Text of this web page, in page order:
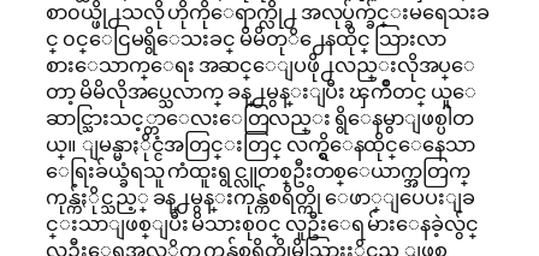
စာ၀ယ္ဖို႕သလို ဟိုကိုေရာက္လို႕ အလုပ္ခ်က္ခ်င္းမရေသးခ
င္ ၀င္ေငြမရွိေသးခင္ မိမိတုိ႕ေနထိုင္ သြားလာ
စားေသာက္ေရး အဆင္ေျပဖို႕လည္းလိုအပ္ေ
တာ့ မိမိလိုအပ္သေလာက္ ခန္႕မွန္းျပီး ၾကိဳတင္ ယူေ
ဆာင္သြားသင့္တာေလးေတြလည္း ရွိေနမွာျဖစ္ပါတ
ယ္။ ျမန္မာႏိုင္ငံအတြင္းတြင္ လက္ရွိေနထိုင္ေနေသာ
ေရြးခ်ယ္ခံရသူ ကံထူးရွင္လူတစ္ဦးတစ္ေယာက္အတြက္
ကုန္က်ႏိုင္သည့္ ခန္႕မွန္းကုန္က်စရိတ္ကို ေဖာ္ျပေပးျခ
င္းသာျဖစ္ျပီး မိသားစု၀င္ လူဦးေရ မ်ားေနခဲ့လွ်င္
လူဦးေရအလုိက္ ကုန္က်စရိတ္ပိုမိုသြားႏိုင္မည္ ျဖစ္